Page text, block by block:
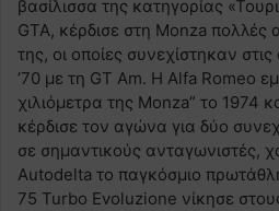
βασίλισσα της κατηγορίας
GTA, κέρδισε στη Monza πολλές
της, οι οποίες συνεχίστηκαν
’70 με τη GT Am. Η Alfa Romeo
χιλιόμετρα της Monza” το 1974
κέρδισε τον αγώνα για δύο
σε σημαντικούς ανταγωνιστές,
Autodelta το παγκόσμιο
75 Turbo Evoluzione νίκησε